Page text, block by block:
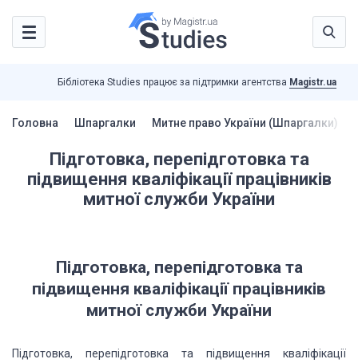
Бібліотека Studies працює за підтримки агентства Magistr.ua
Головна Шпаргалки Митне право України (Шпаргалки)
Підготовка, перепідготовка та
підвищення кваліфікації працівників
митної служби України
Підготовка, перепідготовка та
підвищення кваліфікації працівників
митної служби України
Підготовка, перепідготовка та підвищення кваліфікації